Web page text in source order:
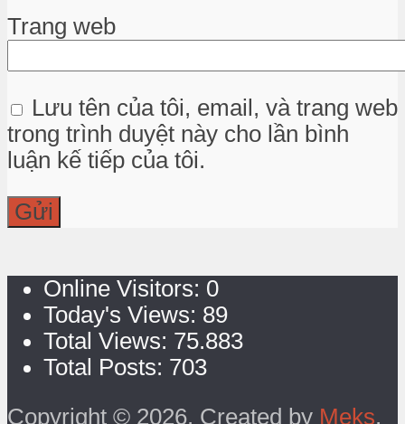
Trang web
Lưu tên của tôi, email, và trang web
trong trình duyệt này cho lần bình
luận kế tiếp của tôi.
Online Visitors: 0
Today's Views: 89
Total Views: 75.883
Total Posts: 703
Copyright © 2026. Created by Meks.